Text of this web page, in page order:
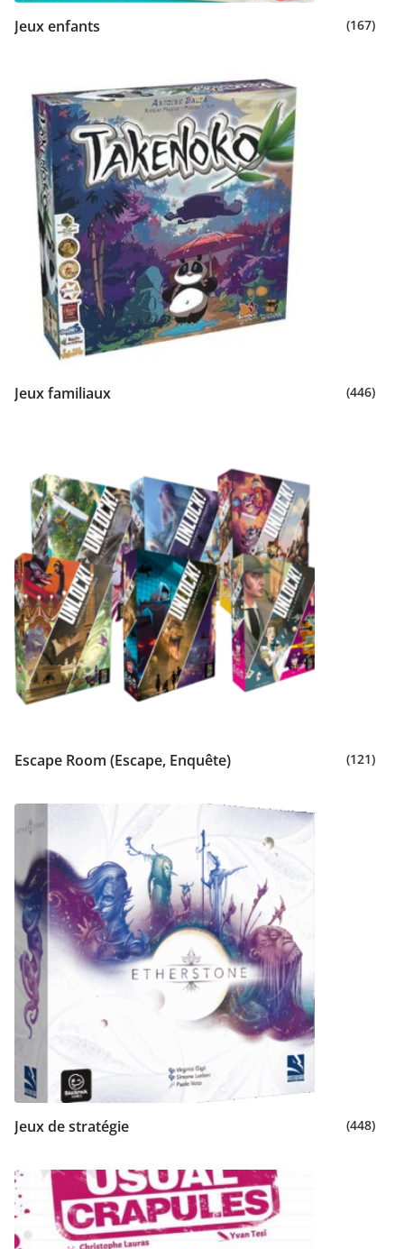
Jeux enfants (167)
Jeux familiaux (446)
Escape Room (Escape, Enquête) (121)
Jeux de stratégie (448)